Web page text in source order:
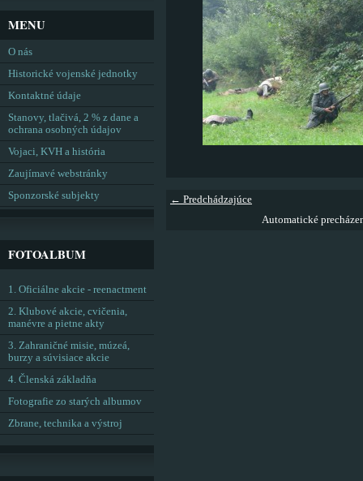
← Predchádzajúce
Automatické
MENU
O nás
Historické vojenské jednotky
Kontaktné údaje
Stanovy, tlačivá, 2 % z dane a
ochrana osobných údajov
Vojaci, KVH a história
Zaujímavé webstránky
Sponzorské subjekty
FOTOALBUM
1. Oficiálne akcie - reenactment
2. Klubové akcie, cvičenia,
manévre a pietne akty
3. Zahraničné misie, múzeá,
burzy a súvisiace akcie
4. Členská základňa
Fotografie zo starých albumov
Zbrane, technika a výstroj